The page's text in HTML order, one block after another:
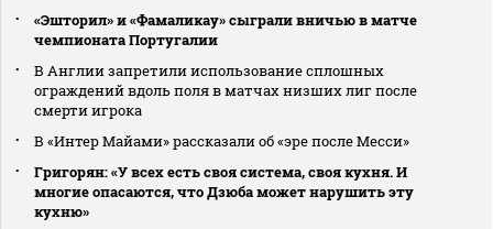
«Эшторил» и «Фамаликау» сыграли вничью в матче
чемпионата Португалии
В Англии запретили использование сплошных
ограждений вдоль поля в матчах низших лиг после
смерти игрока
В «Интер Майами» рассказали об «эре после Месси»
Григорян: «У всех есть своя система, своя кухня. И
многие опасаются, что Дзюба может нарушить эту
кухню»